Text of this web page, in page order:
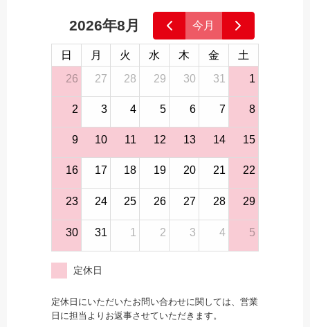
2026年8月 今月
日 月 火 水 木 金
土
26
27 28 29 30 31 1
2 3 4 5 6 7 8
9 10 11 12 13 14 15
16 17 18 19 20 21 22
23 24 25 26 27 28 29
30 31 1 2 3 4 5
定休日
定休日にいただいたお問い合わせに関しては、営業
日に担当よりお返事させていただきます。